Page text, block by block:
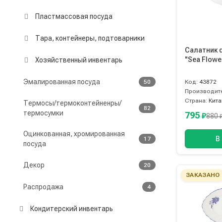
Пластмассовая посуда
Тара, контейнеры, подтоварники
Хозяйственный инвентарь
Эмалированная посуда 50
Термосы/термоконтейненры/
термосумки
82
Оцинкованная, хромированная
посуда
17
Декор 20
Распродажа 4
Кондитерский инвентарь
Салатник
"Sea
Код: 43872
Страна:
795 ₽880₽
В
ЗАКАЗАНО